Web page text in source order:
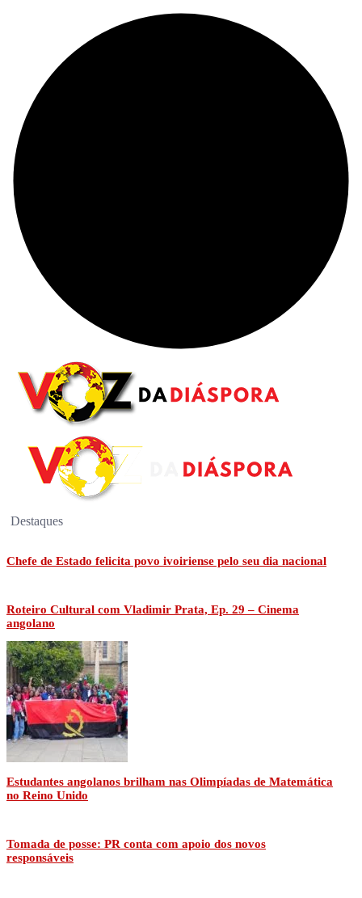
Destaques
Chefe de Estado felicita povo ivoiriense pelo seu dia nacional
Roteiro Cultural com Vladimir Prata, Ep. 29 – Cinema
angolano
Estudantes angolanos brilham nas Olimpíadas de Matemática
no Reino Unido
Tomada de posse: PR conta com apoio dos novos
responsáveis